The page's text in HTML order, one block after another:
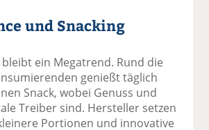
und Snacking
ein Megatrend. Rund die
genießt täglich
Snack, wobei Genuss und
Treiber sind. Hersteller setzen
Portionen und innovative